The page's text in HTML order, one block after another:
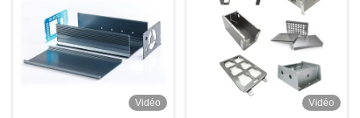
Vidéo
Vidéo